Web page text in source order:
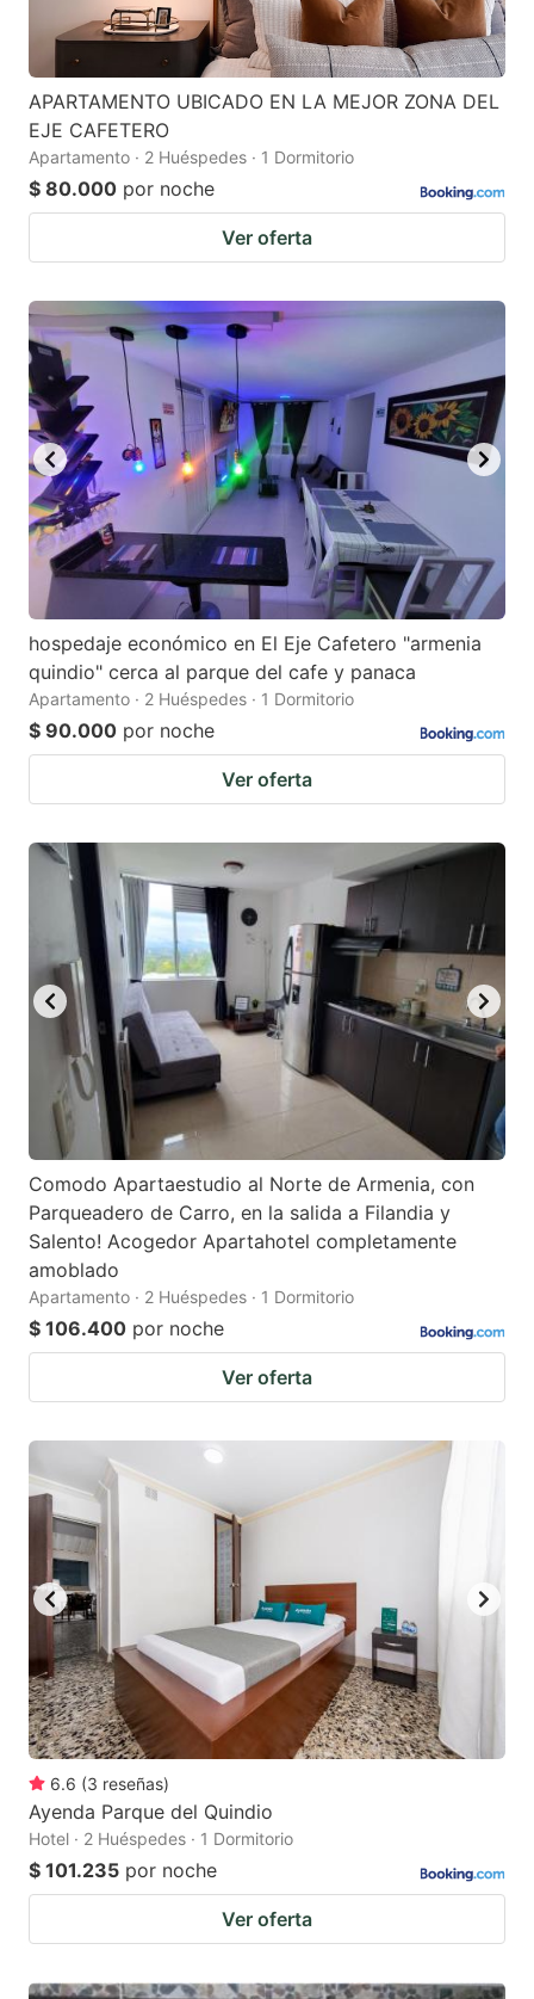
APARTAMENTO UBICADO EN LA MEJOR ZONA DEL
EJE CAFETERO
Apartamento · 2 Huéspedes · 1 Dormitorio
$ 80.000 por noche
Ver oferta
hospedaje económico en El Eje Cafetero "armenia
quindio" cerca al parque del cafe y panaca
Apartamento · 2 Huéspedes · 1 Dormitorio
$ 90.000 por noche
Ver oferta
Comodo Apartaestudio al Norte de Armenia, con
Parqueadero de Carro, en la salida a Filandia y
Salento! Acogedor Apartahotel completamente
amoblado
Apartamento · 2 Huéspedes · 1 Dormitorio
$ 106.400 por noche
Ver oferta
6.6 (3 reseñas)
Ayenda Parque del Quindio
Hotel · 2 Huéspedes · 1 Dormitorio
$ 101.235 por noche
Ver oferta